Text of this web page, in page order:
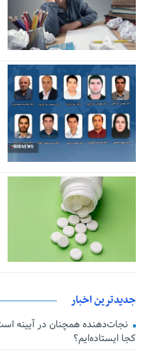
جدیدترین اخبار
کجا ایستاده‌ایم؟